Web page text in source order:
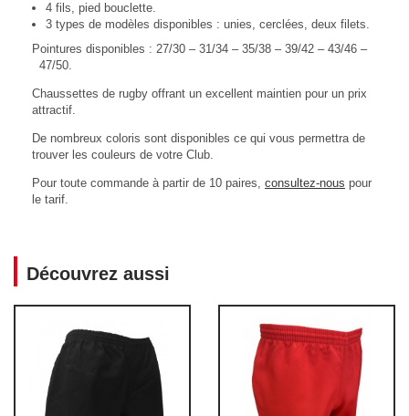
4 fils, pied bouclette.
3 types de modèles disponibles : unies, cerclées, deux filets.
Pointures disponibles : 27/30 – 31/34 – 35/38 – 39/42 – 43/46 –
47/50.
Chaussettes de rugby offrant un excellent maintien pour un prix
attractif.
De nombreux coloris sont disponibles ce qui vous permettra de
trouver les couleurs de votre Club.
Pour toute commande à partir de 10 paires, consultez-nous pour
le tarif.
Découvrez aussi